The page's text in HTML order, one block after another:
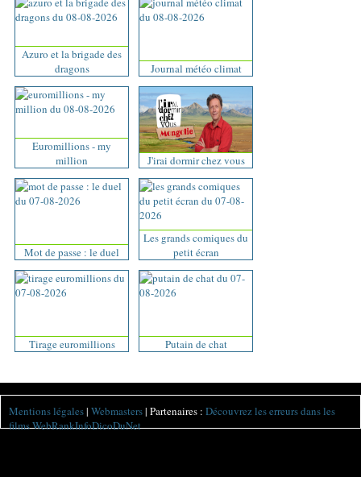
Azuro et la brigade des
dragons
Journal météo climat
Euromillions - my
million
J'irai dormir chez vous
Mot de passe : le duel
Les grands comiques du
petit écran
Tirage euromillions Putain de chat
Mentions légales| Webmasters| Partenaires : Découvrez les erreurs dans les
filmsWebRankInfoDicoDuNet